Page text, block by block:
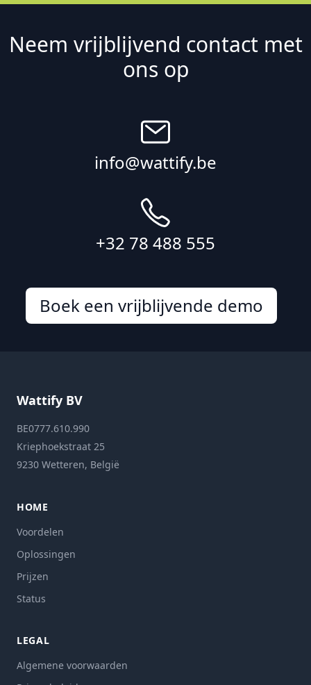
Neem vrijblijvend contact met
ons op
info@wattify.be
+32 78 488 555
Boek een vrijblijvende demo
Wattify BV
BE0777.610.990
Kriephoekstraat 25
9230 Wetteren, België
HOME
Voordelen
Oplossingen
Prijzen
Status
LEGAL
Algemene voorwaarden